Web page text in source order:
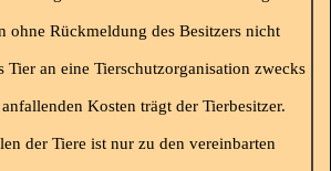
ohne Rückmeldung des Besitzers nicht
Tier an eine Tierschutzorganisation zwecks
Kosten trägt der Tierbesitzer.
der Tiere ist nur zu den vereinbarten